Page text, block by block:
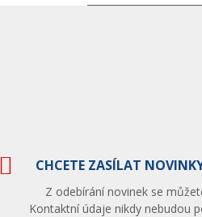
CHCETE ZASÍLAT
Z odebírání novinek se
Kontaktní údaje nikdy nebudou